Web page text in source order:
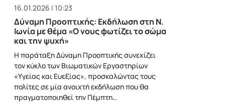
16.01.2026 | 10:23
Δύναμη Προοπτικής: Εκδήλωση στη Ν.
Ιωνία με θέμα «Ο νους φωτίζει το σώμα
και την ψυχή»
Η παράταξη Δύναμη Προοπτικής συνεχίζει
τον κύκλο των Βιωματικών Εργαστηρίων
«Υγείας και Ευεξίας», προσκαλώντας τους
πολίτες σε μία ανοιχτή εκδήλωση που θα
πραγματοποιηθεί την Πέμπτη…